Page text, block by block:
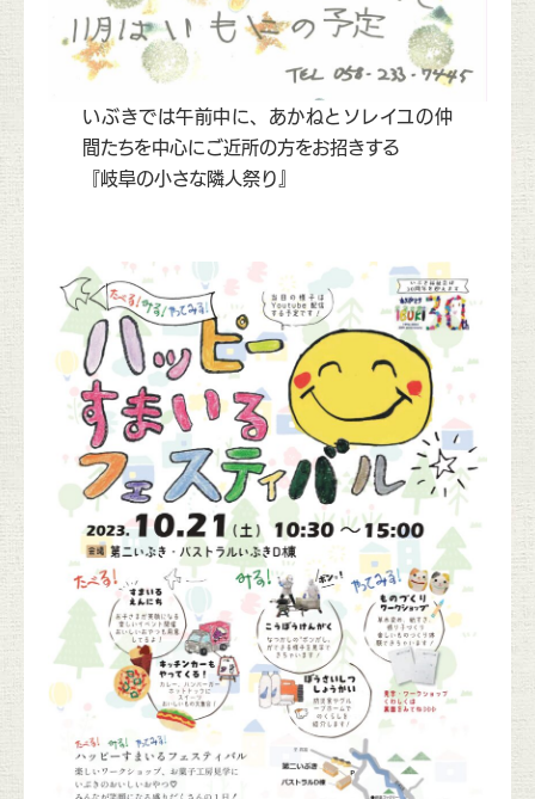
いぶきでは午前中に、あかねとソレイユの仲
間たちを中心にご近所の方をお招きする
『岐阜の小さな隣人祭り』